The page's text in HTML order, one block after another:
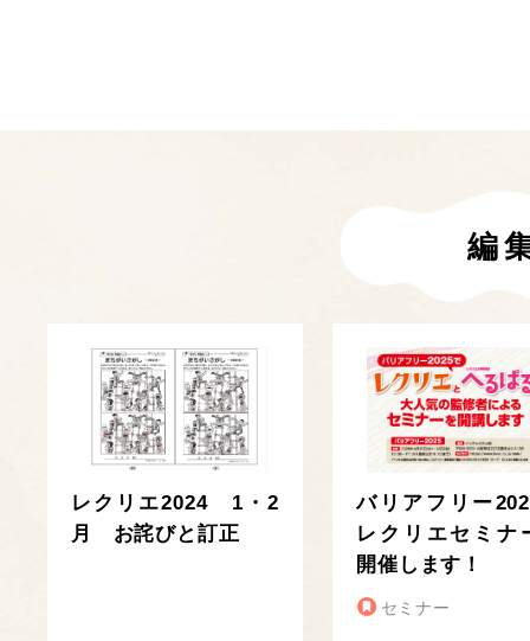
編
レクリエ2024 1・2
月 お詫びと訂正
バリアフリー
レクリエセミナ
開催します！
セミナー